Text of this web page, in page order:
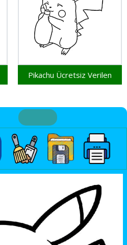
Pikachu Ücretsiz Verilen